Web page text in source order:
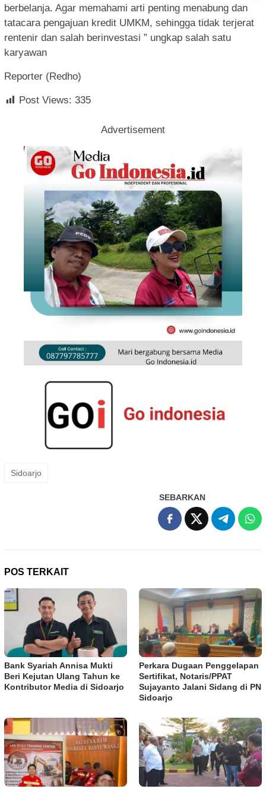
berbelanja. Agar memahami arti penting menabung dan
tatacara pengajuan kredit UMKM, sehingga tidak terjerat
rentenir dan salah berinvestasi ” ungkap salah satu
karyawan
Reporter (Redho)
Post Views: 335
Advertisement
Sidoarjo
SEBARKAN
POS TERKAIT
Bank Syariah Annisa Mukti
Beri Kejutan Ulang Tahun ke
Kontributor Media di Sidoarjo
Perkara Dugaan Penggelapan
Sertifikat, Notaris/PPAT
Sujayanto Jalani Sidang di PN
Sidoarjo